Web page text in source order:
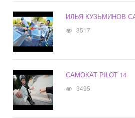
ИЛЬЯ КУЗЬМИНОВ
3517
САМОКАТ PILOT 14
3495